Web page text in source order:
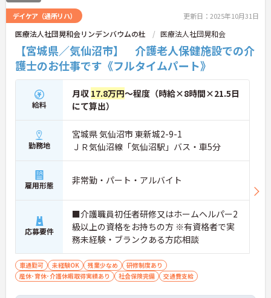
デイケア（通所リハ） 更新日：2025年10月31日
医療法人社団晃和会リンデンバウムの杜 医療法人社団晃和会
【宮城県／気仙沼市】 介護老人保健施設での介
護士のお仕事です《フルタイムパート》
給料
月収 17.8万円～程度（時給×8時間×21.5日
にて算出）
勤務地
宮城県 気仙沼市 東新城2-9-1
ＪＲ気仙沼線「気仙沼駅」バス・車5分
雇用形態 非常勤・パート・アルバイト
応募要件
■介護職員初任者研修又はホームヘルパー2
級以上の資格をお持ちの方 ※有資格者で実
務未経験・ブランクある方応相談
車通勤可 未経験OK 残業少なめ
研修制度あり
産休･育休･介護休暇取得実績あり
社会保険完備 交通費支給